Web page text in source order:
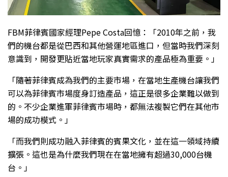
FBM菲律賓國家經理Pepe Costa回憶：「2010年之前，我
們的機台都是從巴西和其他營運地區進口，但當時我們深刻
意識到，開發更貼近當地玩家真實需求的產品極為重要。」
「隨著菲律賓成為我們的主要市場，在當地生產機台讓我們
可以為菲律賓市場度身訂造產品，這正是很多企業難以做到
的。不少企業進軍菲律賓市場時，都無法複製它們在其他市
場的成功模式。」
「而我們則成功融入菲律賓的賓果文化，並在這一領域持續
擴張。這也是為什麼我們現在在當地擁有超過30,000台機
台。」